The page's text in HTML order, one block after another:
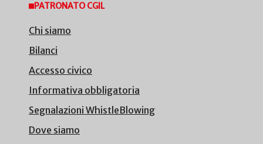
PATRONATO CGIL
Chi siamo
Bilanci
Accesso civico
Informativa obbligatoria
Segnalazioni WhistleBlowing
Dove siamo